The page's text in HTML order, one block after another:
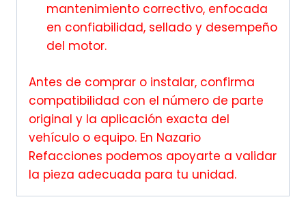
mantenimiento correctivo, enfocada
en confiabilidad, sellado y desempeño
del motor.
Antes de comprar o instalar, confirma
compatibilidad con el número de parte
original y la aplicación exacta del
vehículo o equipo. En Nazario
Refacciones podemos apoyarte a validar
la pieza adecuada para tu unidad.